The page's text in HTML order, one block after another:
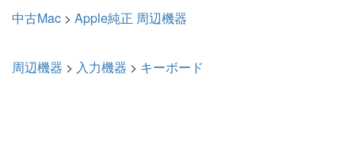
中古Mac > Apple純正 周辺機器
周辺機器 > 入力機器 > キーボード